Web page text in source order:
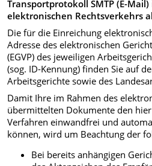
Transportprotokoll SMTP (E-
elektronischen Rechtsverkehrs
Die für die Einreichung
Adresse des elektronischen
(EGVP) des jeweiligen
(sog. ID-Kennung) finden Sie auf
Arbeitsgerichte sowie des
Damit Ihre im Rahmen des
übermittelten Dokumente den
Verfahren einwandfrei und
können, wird um Beachtung der
Bei bereits anhängigen